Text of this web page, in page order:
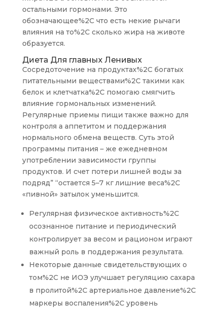
остальными гормонами. Это
обозначающее%2C что есть некие рычаги
влияния на то%2C сколько жира на животе
образуется.
Диета Для главных Ленивых
Сосредоточение на продуктах%2C богатых
питательными веществами%2C такими как
белок и клетчатка%2C помогаю смягчить
влияние гормональных изменений.
Регулярные приемы пищи также важно для
контроля а аппетитом и поддержания
нормального обмена веществ. Суть этой
программы питания – же ежедневном
употреблении зависимости группы
продуктов. И счет потери лишней воды за
подряд” “остается 5–7 кг лишние веса%2C
«пивной» затылок уменьшится.
Регулярная физическое активность%2C
осознанное питание и периодический
контролирует за весом и рационом играют
важный роль в поддержания результата.
Некоторые данные свидетельствующих о
том%2C не ИОЭ улучшает регуляцию сахара
в пролитой%2C артериальное давление%2C
маркеры воспаления%2C уровень